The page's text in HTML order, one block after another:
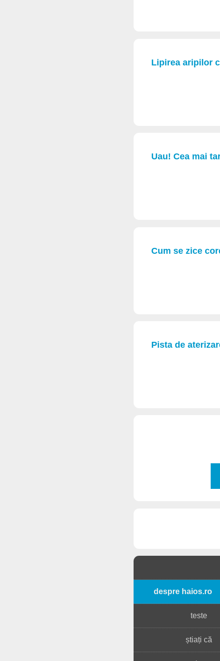
Lipirea aripilor
Uau! Cea mai
Cum se zice
Pista de
despre haios.ro
teste
știați că